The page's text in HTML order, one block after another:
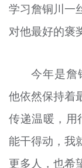
学习詹铜川一
对他最好的褒
今年是詹
他依然保持着
传递温暖，用
能干得动，我
更多人，也希